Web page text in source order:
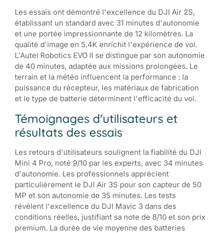
Les essais ont démontré l'excellence du DJI Air 2S,
établissant un standard avec 31 minutes d'autonomie
et une portée impressionnante de 12 kilomètres. La
qualité d'image en 5.4K enrichit l'expérience de vol.
L'Autel Robotics EVO II se distingue par son autonomie
de 40 minutes, adaptée aux missions prolongées. Le
terrain et la météo influencent la performance : la
puissance du récepteur, les matériaux de fabrication
et le type de batterie déterminent l'efficacité du vol.
Témoignages d'utilisateurs et
résultats des essais
Les retours d'utilisateurs soulignent la fiabilité du DJI
Mini 4 Pro, noté 9/10 par les experts, avec 34 minutes
d'autonomie. Les professionnels apprécient
particulièrement le DJI Air 3S pour son capteur de 50
MP et son autonomie de 35 minutes. Les tests
révèlent l'excellence du DJI Mavic 3 dans des
conditions réelles, justifiant sa note de 8/10 et son prix
premium. La durée de vie moyenne des batteries